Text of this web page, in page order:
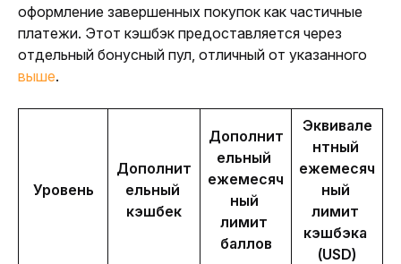
оформление завершенных покупок как частичные
платежи. Этот кэшбэк предоставляется через
выше.
Уровень
Дополнит
ельный
кэшбек
Дополнит
ельный
ежемесяч
ный
лимит
баллов
Эквивале
нтный
ежемесяч
ный
лимит
кэшбэка
(USD)